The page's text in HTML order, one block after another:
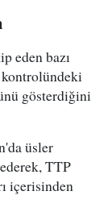
eden bazı
gösterdiğini
üsler
TTP
içerisinden